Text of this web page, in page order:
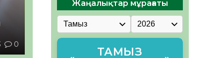
0
Жаңалықтар мұрағаты
ТАМЫЗ